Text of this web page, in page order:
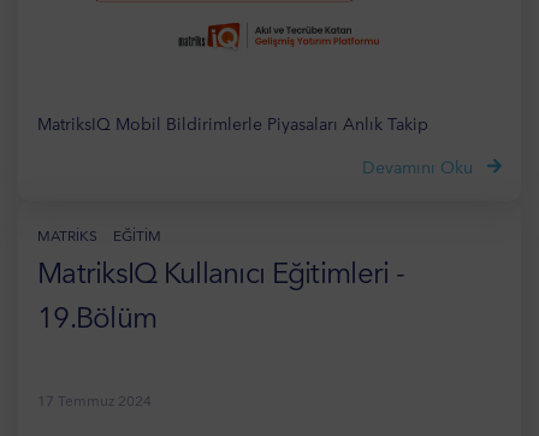
MatriksIQ Mobil Bildirimlerle Piyasaları Anlık Takip
Devamını Oku
MATRIKS EĞITIM
MatriksIQ Kullanıcı Eğitimleri -
19.Bölüm
17 Temmuz 2024